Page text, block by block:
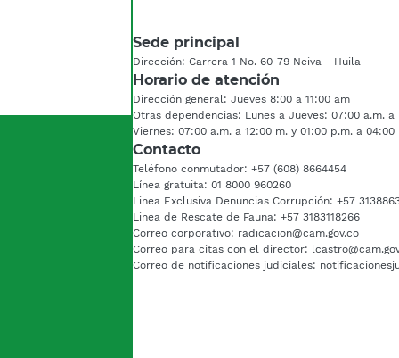
Sede principal
Dirección: Carrera 1 No. 60-79 Neiva - Huila
Horario de atención
Dirección general: Jueves 8:00 a 11:00 am
Otras dependencias: Lunes a Jueves: 07:00 a.m.
Viernes: 07:00 a.m. a 12:00 m. y 01:00 p.m. a 04:00
Contacto
Teléfono conmutador: +57 (608) 8664454
Línea gratuita: 01 8000 960260
Linea Exclusiva Denuncias Corrupción: +57
Linea de Rescate de Fauna: +57 3183118266
Correo corporativo: radicacion@cam.gov.co
Correo para citas con el director:
Correo de notificaciones judiciales: